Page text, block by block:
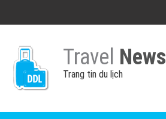
Travel News
Trang tin du lịch